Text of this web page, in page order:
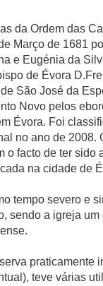
da Ordem das
Março de 1681
e Eugénia da
de Évora
São José da
Novo pelos
Évora. Foi
no ano de 2008.
o facto de ter sido
na cidade de
tempo severo e
sendo a igreja um
praticamente
teve várias